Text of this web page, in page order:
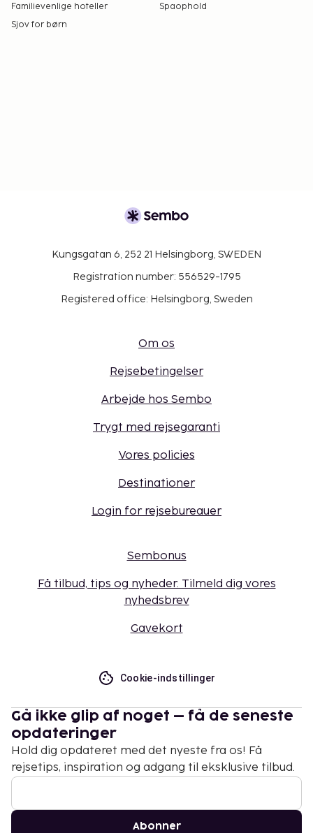
Familievenlige hoteller
Spaophold
Sjov for børn
Kungsgatan 6, 252 21 Helsingborg, SWEDEN
Registration number: 556529-1795
Registered office: Helsingborg, Sweden
Om os
Rejsebetingelser
Arbejde hos Sembo
Trygt med rejsegaranti
Vores policies
Destinationer
Login for rejsebureauer
Sembonus
Få tilbud, tips og nyheder. Tilmeld dig vores
nyhedsbrev
Gavekort
Cookie-indstillinger
Gå ikke glip af noget – få de seneste
opdateringer
Hold dig opdateret med det nyeste fra os! Få
rejsetips, inspiration og adgang til eksklusive tilbud.
Abonner